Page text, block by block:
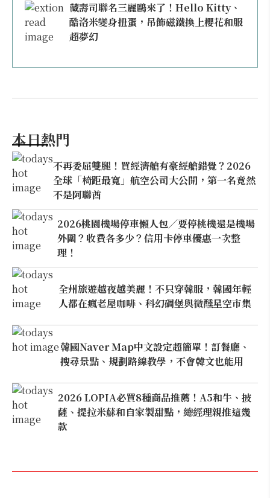
藏壽司聯名三麗鷗來了！Hello Kitty、
酷洛米變身扭蛋，吊飾磁鐵換上櫻花和服
超夢幻
本日熱門
不再委屈雙腿！買經濟艙有豪經艙錯覺？2026
全球「椅距最寬」航空公司大公開，第一名竟然
不是阿聯酋
2026桃園機場停車懶人包／要停桃機還是機場
外圍？收費各多少？信用卡停車優惠一次整
理！
全州旅遊越夜越美麗！不只穿韓服，韓國年輕
人都在瘋老屋咖啡、科幻碉堡與微醺星空市集
韓國Naver Map中文設定超簡單！訂餐廳、
搜尋景點、規劃路線教學，不會韓文也能用
2026 LOPIA必買8種商品推薦！A5和牛、披
薩、提拉米蘇和自家製甜點，總經理親推這幾
款